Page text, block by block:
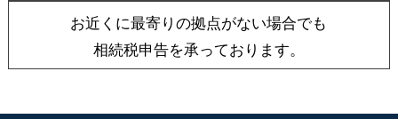
お近くに最寄りの拠点がない場合でも
相続税申告を承っております。